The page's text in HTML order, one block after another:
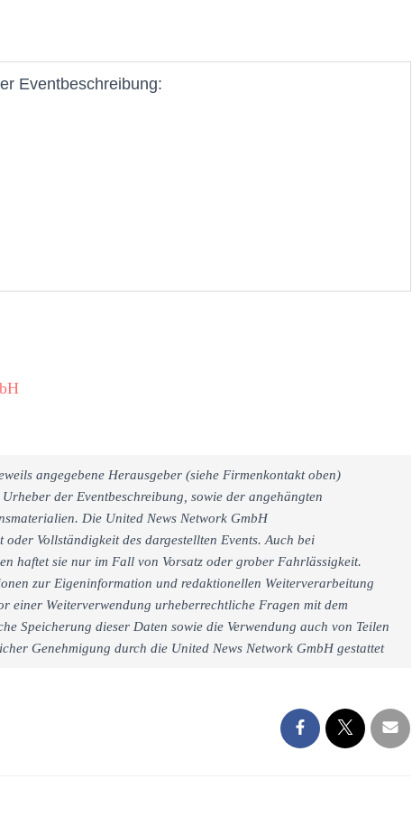
Eventbeschreibung:
angegebene Herausgeber (siehe Firmenkontakt oben)
der Eventbeschreibung, sowie der angehängten
Die United News Network GmbH
Vollständigkeit des dargestellten Events. Auch bei
haftet sie nur im Fall von Vorsatz oder grober Fahrlässigkeit.
zur Eigeninformation und redaktionellen Weiterverarbeitung
einer Weiterverwendung urheberrechtliche Fragen mit dem
Speicherung dieser Daten sowie die Verwendung auch von Teilen
Genehmigung durch die United News Network GmbH gestattet